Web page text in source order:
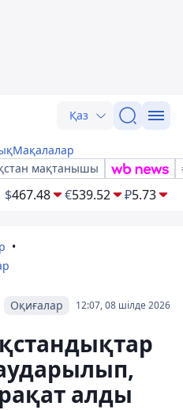
Қаз
Мақалалар
мақтанышы
$467.48 €539.52 ₽5.73
12:07, 08 шілде 2026
Оқиғалар
алды